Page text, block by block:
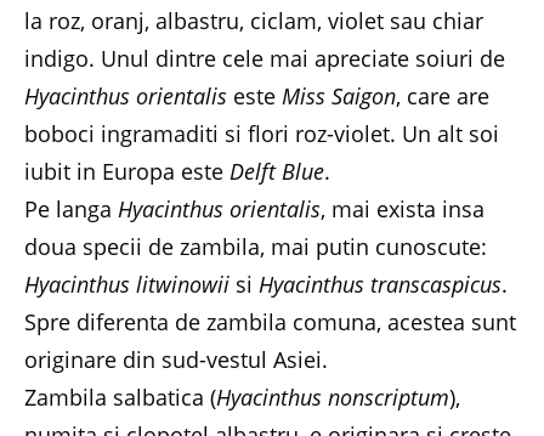
la roz, oranj, albastru, ciclam, violet sau chiar
indigo. Unul dintre cele mai apreciate soiuri de
Hyacinthus orientalis este Miss Saigon, care are
boboci ingramaditi si flori roz-violet. Un alt soi
iubit in Europa este Delft Blue.
Pe langa Hyacinthus orientalis, mai exista insa
doua specii de zambila, mai putin cunoscute:
Hyacinthus litwinowii si Hyacinthus transcaspicus.
Spre diferenta de zambila comuna, acestea sunt
originare din sud-vestul Asiei.
Zambila salbatica (Hyacinthus nonscriptum),